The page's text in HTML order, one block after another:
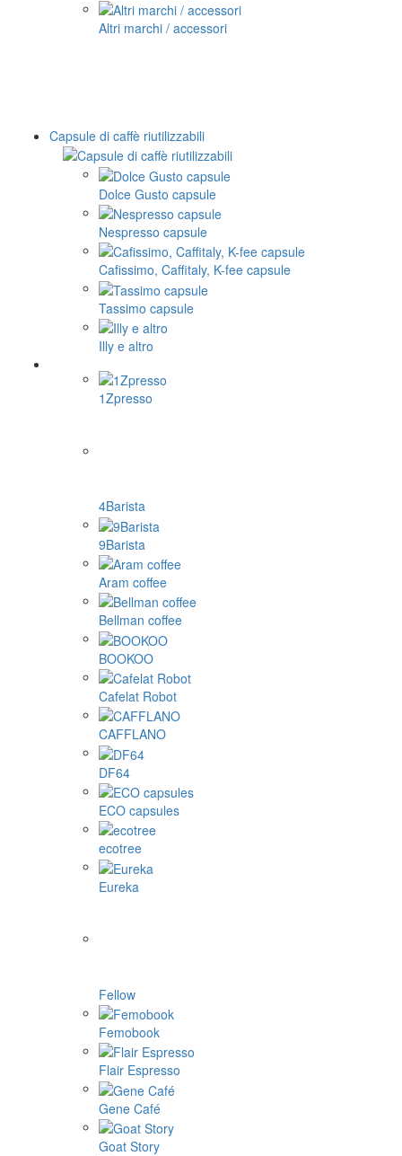
Altri marchi / accessori
Capsule di caffè riutilizzabili
Dolce Gusto capsule
Nespresso capsule
Cafissimo, Caffitaly, K-fee capsule
Tassimo capsule
Illy e altro
1Zpresso
4Barista
9Barista
Aram coffee
Bellman coffee
BOOKOO
Cafelat Robot
CAFFLANO
DF64
ECO capsules
ecotree
Eureka
Fellow
Femobook
Flair Espresso
Gene Café
Goat Story